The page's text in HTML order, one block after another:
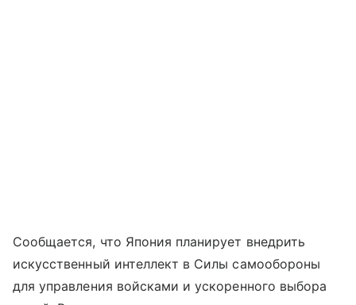
Сообщается, что Япония планирует внедрить
искусственный интеллект в Силы самообороны
для управления войсками и ускоренного выбора